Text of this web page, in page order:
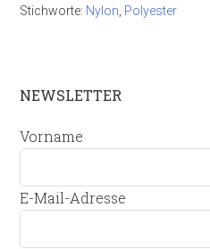
Stichworte: Nylon Polyester
NEWSLETTER
Vorname
E-Mail-Adresse